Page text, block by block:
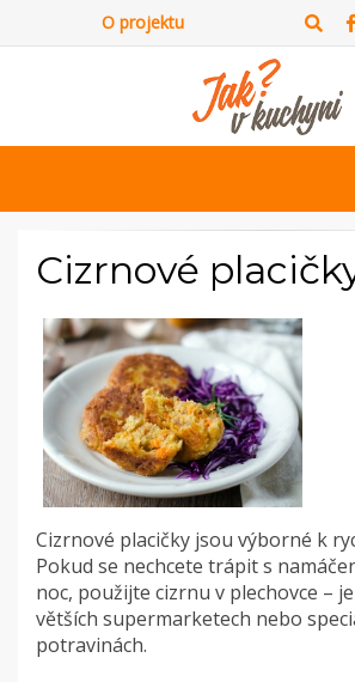
O projektu
Cizrnové
Cizrnové placičky jsou výborné k
Pokud se nechcete trápit s
noc, použijte cizrnu v plechovce –
větších supermarketech nebo
potravinách.